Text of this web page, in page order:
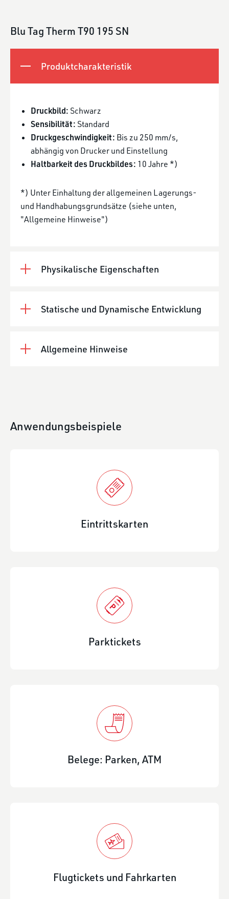
Blu Tag Therm T90 195 SN
Produktcharakteristik
Druckbild: Schwarz
Sensibilität: Standard
Druckgeschwindigkeit: Bis zu 250 mm/s,
abhängig von Drucker und Einstellung
Haltbarkeit des Druckbildes: 10 Jahre *)
*) Unter Einhaltung der allgemeinen Lagerungs-
und Handhabungsgrundsätze (siehe unten,
"Allgemeine Hinweise")
Physikalische Eigenschaften
Statische und Dynamische Entwicklung
Allgemeine Hinweise
Anwendungsbeispiele
Eintrittskarten
Parktickets
Belege: Parken, ATM
Flugtickets und Fahrkarten